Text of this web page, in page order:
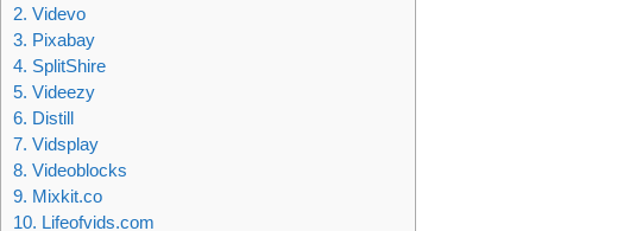
2. Videvo
3. Pixabay
4. SplitShire
5. Videezy
6. Distill
7. Vidsplay
8. Videoblocks
9. Mixkit.co
10. Lifeofvids.com